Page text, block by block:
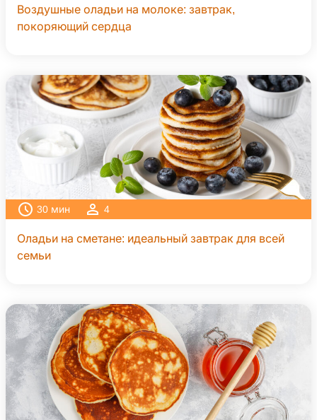
Воздушные оладьи на молоке: завтрак,
покоряющий сердца
30 мин 4
Оладьи на сметане: идеальный завтрак для всей
семьи